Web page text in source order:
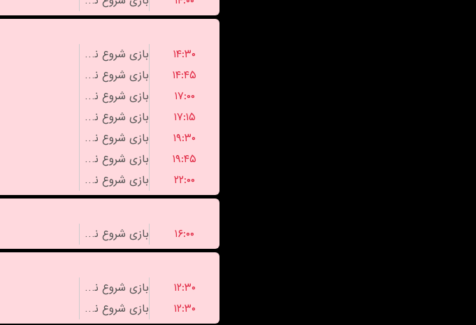
بازی شروع نشده است
۱۴:۳۰
بازی شروع نشده است
۱۴:۴۵
بازی شروع نشده است
۱۷:۰۰
بازی شروع نشده است
۱۷:۱۵
بازی شروع نشده است
۱۹:۳۰
بازی شروع نشده است
۱۹:۴۵
بازی شروع نشده است
۲۲:۰۰
بازی شروع نشده است
۱۶:۰۰
بازی شروع نشده است
۱۲:۳۰
بازی شروع نشده است
۱۲:۳۰